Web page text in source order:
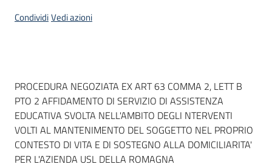
Piattaforme
English
site
CondividiVedi azioni
Dati del bando
PROCEDURA NEGOZIATA EX ART 63 COMMA 2, LETT B
PTO 2 AFFIDAMENTO DI SERVIZIO DI ASSISTENZA
EDUCATIVA SVOLTA NELL'AMBITO DEGLI NTERVENTI
VOLTI AL MANTENIMENTO DEL SOGGETTO NEL PROPRIO
CONTESTO DI VITA E DI SOSTEGNO ALLA DOMICILIARITA'
PER L'AZIENDA USL DELLA ROMAGNA